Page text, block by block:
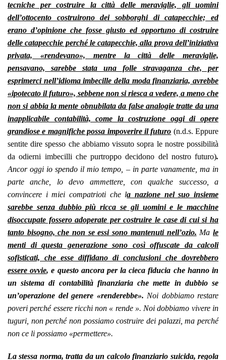
tecniche per costruire la città delle meraviglie, gli uomini
dell’ottocento costruirono dei sobborghi di catapecchie; ed
erano d’opinione che fosse giusto ed opportuno di costruire
delle catapecchie perché le catapecchie, alla prova dell’iniziativa
privata, «rendevano», mentre la città delle meraviglie,
pensavano, sarebbe stata una folle stravaganza che, per
esprimerci nell’idioma imbecille della moda finanziaria, avrebbe
«ipotecato il futuro», sebbene non si riesca a vedere, a meno che
non si abbia la mente obnubilata da false analogie tratte da una
inapplicabile contabilità, come la costruzione oggi di opere
grandiose e magnifiche possa impoverire il futuro (n.d.s. Eppure
sentite dire spesso che abbiamo vissuto sopra le nostre possibilità
da odierni imbecilli che purtroppo decidono del nostro futuro).
Ancor oggi io spendo il mio tempo, – in parte vanamente, ma in
parte anche, lo devo ammettere, con qualche successo, a
convincere i miei compatrioti che la nazione nel suo insieme
sarebbe senza dubbio più ricca se gli uomini e le macchine
disoccupate fossero adoperate per costruire le case di cui si ha
tanto bisogno, che non se essi sono mantenuti nell’ozio. Male
menti di questa generazione sono così offuscate da calcoli
sofisticati, che esse diffidano di conclusioni che dovrebbero
essere ovvie, e questo ancora per la cieca fiducia che hanno in
un sistema di contabilità finanziaria che mette in dubbio se
un’operazione del genere «renderebbe». Noi dobbiamo restare
poveri perché essere ricchi non « rende ». Noi dobbiamo vivere in
tuguri, non perché non possiamo costruire dei palazzi, ma perché
non ce li possiamo «permettere».
La stessa norma, tratta da un calcolo finanziario suicida, regola